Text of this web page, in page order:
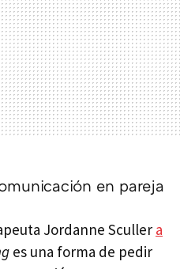
en pareja
Jordanne Sculler a
es una forma de pedir